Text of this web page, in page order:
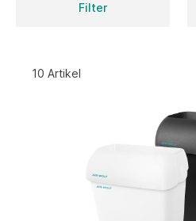
Filter
10 Artikel